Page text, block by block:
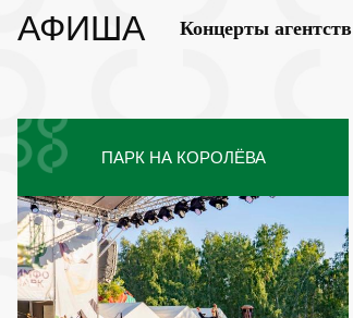
АФИША Концерты агентств
ПАРК НА КОРОЛЁВА